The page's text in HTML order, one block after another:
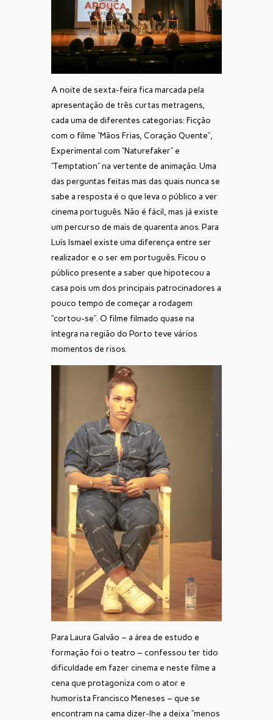
A noite de sexta-feira fica marcada pela
apresentação de três curtas metragens,
cada uma de diferentes categorias: Ficção
com o filme “Mãos Frias, Coração Quente”,
Experimental com “Naturefaker” e
“Temptation” na vertente de animação. Uma
das perguntas feitas mas das quais nunca se
sabe a resposta é o que leva o público a ver
cinema português. Não é fácil, mas já existe
um percurso de mais de quarenta anos. Para
Luís Ismael existe uma diferença entre ser
realizador e o ser em português. Ficou o
público presente a saber que hipotecou a
casa pois um dos principais patrocinadores a
pouco tempo de começar a rodagem
“cortou-se”. O filme filmado quase na
íntegra na região do Porto teve vários
momentos de risos.
Para Laura Galvão – a área de estudo e
formação foi o teatro – confessou ter tido
dificuldade em fazer cinema e neste filme a
cena que protagoniza com o ator e
humorista Francisco Meneses – que se
encontram na cama dizer-lhe a deixa “menos